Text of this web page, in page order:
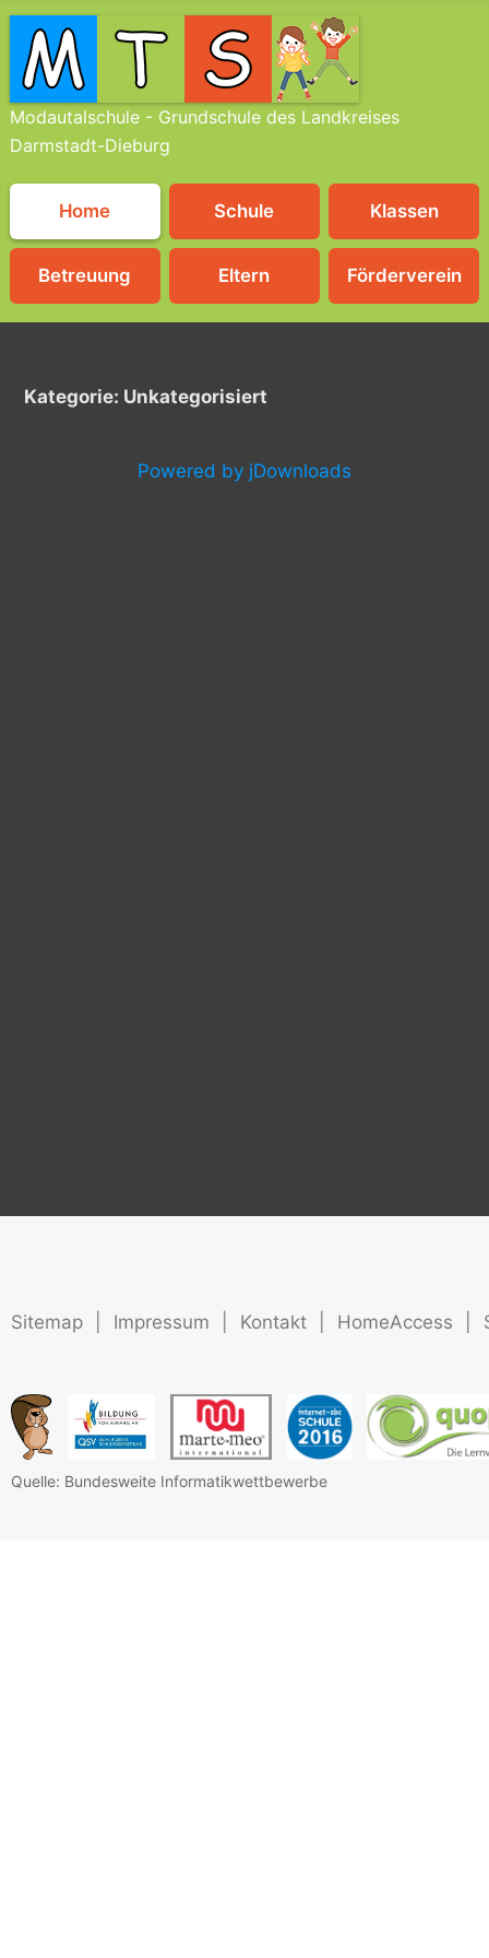
Modautalschule - Grundschule des Landkreises
Darmstadt-Dieburg
Home Schule Klassen
Betreuung Eltern Förderverein
Kategorie: Unkategorisiert
Powered by jDownloads
Sitemap Impressum Kontakt HomeAccess
Quelle: Bundesweite Informatikwettbewerbe